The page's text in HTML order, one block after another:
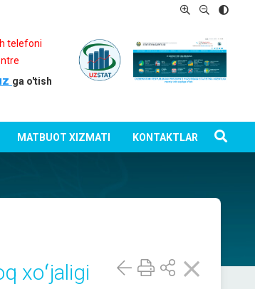
telefoni
ga o'tish
MATBUOT XIZMATI KONTAKTLAR
xoʻjaligi